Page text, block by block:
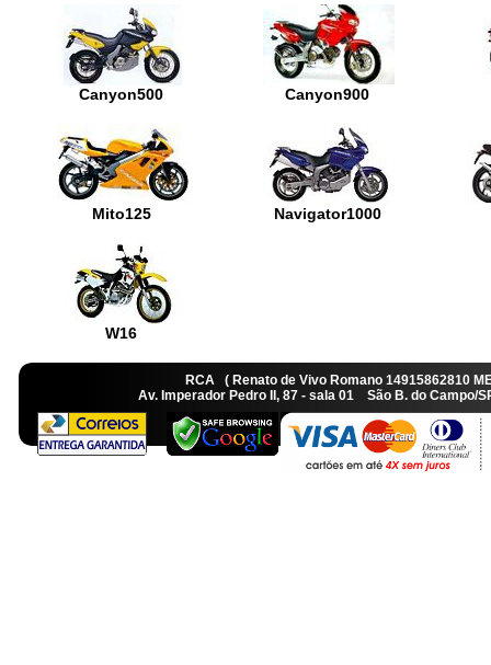
Canyon500 Canyon900
Mito125 Navigator1000
W16
RCA ( Renato de Vivo Romano
Av. Imperador Pedro II, 87 - sala 01 São B. do